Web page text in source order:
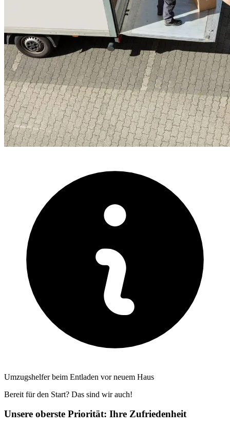
Umzugshelfer beim Entladen vor neuem Haus
Bereit für den Start? Das sind wir auch!
Unsere oberste Priorität: Ihre Zufriedenheit